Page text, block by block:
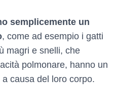
semplicemente un
, come ad esempio i gatti
magri e snelli, che
polmonare, hanno un
causa del loro corpo.